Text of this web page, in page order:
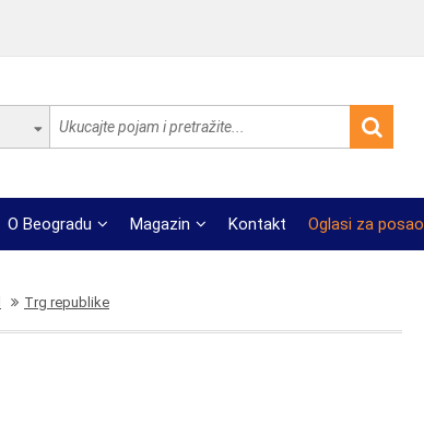
O Beogradu Magazin Kontakt Oglasi za posao
Trg republike